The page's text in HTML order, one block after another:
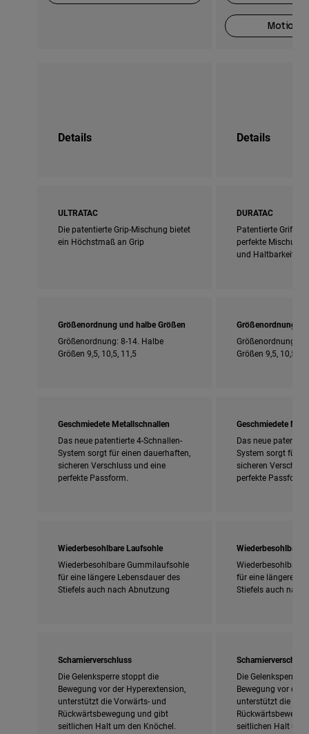
Motion
Details Details
ULTRATAC
Die patentierte Grip-Mischung bietet
ein Höchstmaß an Grip
DURATAC
Patentierte
perfekte Mischung
und Haltbarkeit
Größenordnung und halbe Größen
Größenordnung: 8-14. Halbe
Größen 9,5, 10,5, 11,5
Größenordnung
Größenordnung:
Größen 9,5, 10,5,
Geschmiedete Metallschnallen
Das neue patentierte 4-Schnallen-
System sorgt für einen dauerhaften,
sicheren Verschluss und eine
perfekte Passform.
Geschmiedete
Das neue
System sorgt für
sicheren
perfekte Passform.
Wiederbesohlbare Laufsohle
Wiederbesohlbare Gummilaufsohle
für eine längere Lebensdauer des
Stiefels auch nach Abnutzung
Wiederbesohlbare
Wiederbesohlbare
für eine längere
Stiefels auch nach
Scharnierverschluss
Die Gelenksperre stoppt die
Bewegung vor der Hyperextension,
unterstützt die Vorwärts- und
Rückwärtsbewegung und gibt
seitlichen Halt um den Knöchel.
Die Gelenksperre
Bewegung vor der
unterstützt die
seitlichen Halt um